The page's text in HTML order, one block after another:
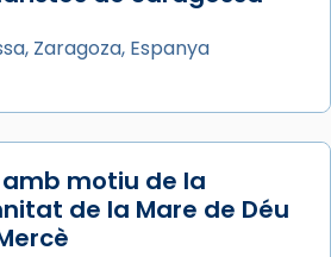
la Catedral de Barcelona.
el cardenal Joan
Zaragoza, Espanya
amb motiu de la
de la Mare de Déu